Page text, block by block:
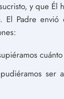
y que Él
El Padre envió
ser